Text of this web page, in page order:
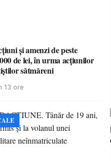
și amenzi de peste
de lei, în urma acțiunilor
sătmăreni
13 ore